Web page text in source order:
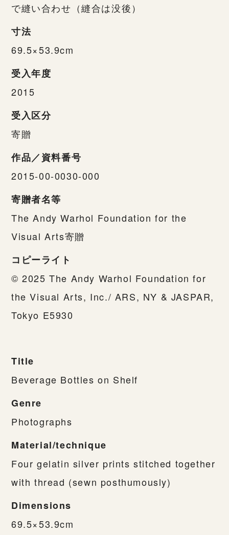
で縫い合わせ（縫合は没後）
寸法
69.5×53.9cm
受入年度
2015
受入区分
寄贈
作品／資料番号
2015-00-0030-000
寄贈者名等
The Andy Warhol Foundation for the
Visual Arts寄贈
コピーライト
© 2025 The Andy Warhol Foundation for
the Visual Arts, Inc./ ARS, NY & JASPAR,
Tokyo E5930
Title
Beverage Bottles on Shelf
Genre
Photographs
Material/technique
Four gelatin silver prints stitched together
with thread (sewn posthumously)
Dimensions
69.5×53.9cm